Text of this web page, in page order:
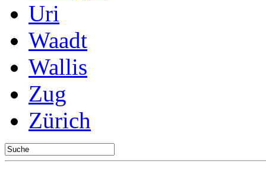
Uri
Waadt
Wallis
Zug
Zürich